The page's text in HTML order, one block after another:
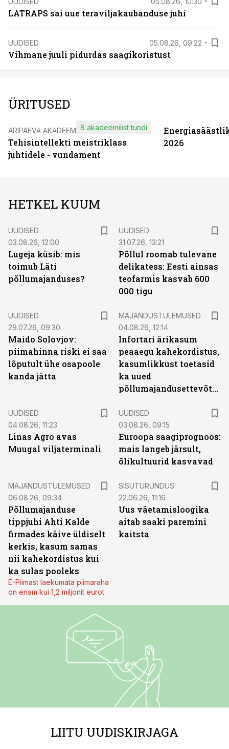
LATRAPS sai uue teraviljakaubanduse juhi
UUDISED 05.08.26, 09:22
Vihmane juuli pidurdas saagikoristust
ÜRITUSED
ÄRIPÄEVA AKADEEMIA
Tehisintellekti meistriklass
juhtidele - vundament
8 akadeemilist tundi
2026
HETKEL KUUM
UUDISED
03.08.26, 12:00
Lugeja küsib: mis
toimub Läti
põllumajanduses?
UUDISED
31.07.26, 13:21
Põllul roomab tulevane
delikatess: Eesti ainsas
teofarmis kasvab 600
000 tigu
UUDISED
29.07.26, 09:30
Maido Solovjov:
piimahinna riski ei saa
lõputult ühe osapoole
kanda jätta
MAJANDUSTULEMUSED
04.08.26, 12:14
Infortari ärikasum
peaaegu kahekordistus,
kasumlikkust toetasid
ka uued
põllumajandusettevõtted
UUDISED
04.08.26, 11:23
Linas Agro avas
Muugal viljaterminali
UUDISED
03.08.26, 09:15
Euroopa saagiprognoos:
mais langeb järsult,
õlikultuurid kasvavad
MAJANDUSTULEMUSED
06.08.26, 09:34
Põllumajanduse
tippjuhi Ahti Kalde
firmades käive üldiselt
kerkis, kasum samas
nii kahekordistus kui
ka sulas pooleks
E-Piimast laekumata piimaraha
on enam kui 1,2 miljonit eurot
SISUTURUNDUS
22.06.26, 11:16
Uus väetamisloogika
aitab saaki paremini
kaitsta
LIITU UUDISKIRJAGA